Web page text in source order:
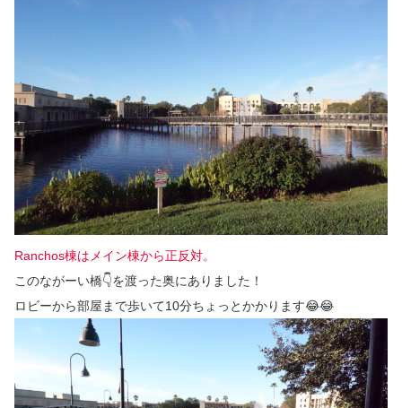
Ranchos棟はメイン棟から正反対。
このながーい橋👇を渡った奥にありました！
ロビーから部屋まで歩いて10分ちょっとかかります😂😂